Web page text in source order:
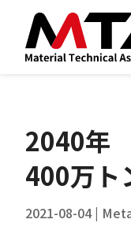
2040年
400万ト
2021-08-04|